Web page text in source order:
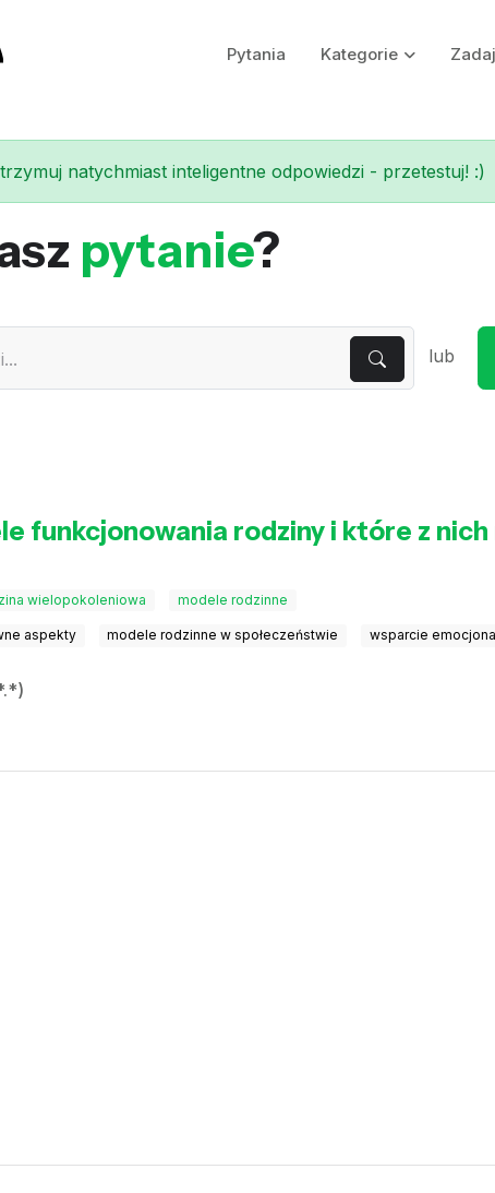
Pytania Kategorie
natychmiast inteligentne odpowiedzi - przetestuj! :)
pytanie?
lub
funkcjonowania rodziny i które z
wielopokoleniowa modele rodzinne
aspekty modele rodzinne w społeczeństwie wsparcie